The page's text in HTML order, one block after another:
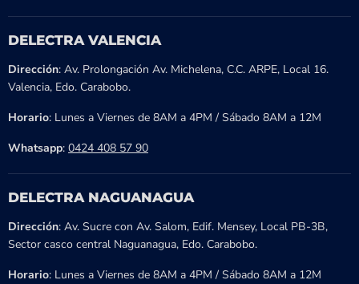
DELECTRA VALENCIA
Dirección: Av. Prolongación Av. Michelena, C.C. ARPE, Local 16.
Valencia, Edo. Carabobo.
Horario: Lunes a Viernes de 8AM a 4PM / Sábado 8AM a 12M
Whatsapp: 0424 408 57 90
DELECTRA NAGUANAGUA
Dirección: Av. Sucre con Av. Salom, Edif. Mensey, Local PB-3B,
Sector casco central Naguanagua, Edo. Carabobo.
Horario: Lunes a Viernes de 8AM a 4PM / Sábado 8AM a 12M